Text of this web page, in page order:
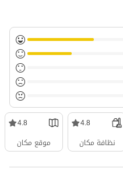
4.8
نظافة مكان
4.8
موقع مكان